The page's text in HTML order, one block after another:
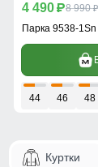
4 490 p8 990 p
Парка 9538-1Sn
44 46 48
Куртки